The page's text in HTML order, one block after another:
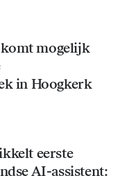
mogelijk
in Hoogkerk
eerste
AI-assistent: